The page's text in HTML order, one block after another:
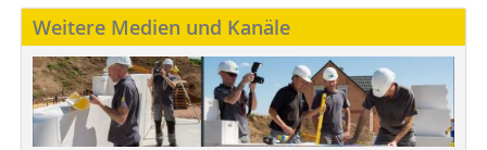
Weitere Medien und Kanäle